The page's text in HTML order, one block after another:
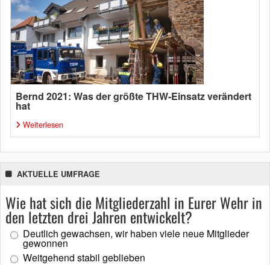
Bernd 2021: Was der größte THW-Einsatz verändert
hat
Weiterlesen
AKTUELLE UMFRAGE
Wie hat sich die Mitgliederzahl in Eurer Wehr in
den letzten drei Jahren entwickelt?
Deutlich gewachsen, wir haben viele neue Mitglieder
gewonnen
Weitgehend stabil geblieben